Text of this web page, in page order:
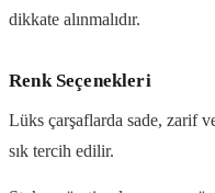
dikkate alınmalıdır.
Renk Seçenekleri
Lüks çarşaflarda sade, zarif
sık tercih edilir.